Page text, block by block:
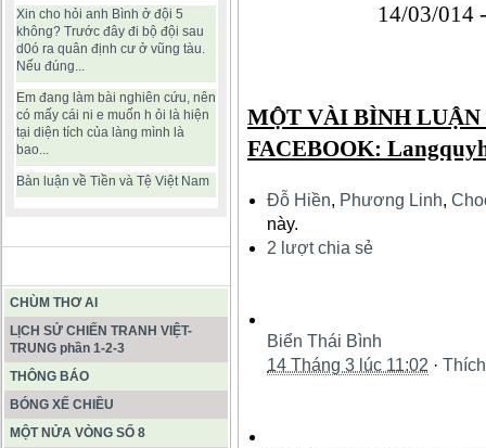
Xin cho hỏi anh Bình ở đội 5
không? Trước đây đi bộ đội sau
d0ó ra quân định cư ở vũng tàu.
Nếu đúng...
Em đang làm bài nghiên cứu, nên
có mấy cái ni e muốn h ỏi là hiện
tại diện tích của làng mình là
bao...
Bàn luận về Tiền và Tệ Việt Nam
CHÙM THƠ AI
LỊCH SỬ CHIẾN TRANH VIỆT-
TRUNG phần 1-2-3
THÔNG BÁO
BÓNG XẾ CHIỀU
MỘT NỬA VÒNG SỐ 8
14/03/014
MỘT VÀI BÌNH
FACEBOOK:
Đỗ Hiền, Phương Linh,
này.
2 lượt chia sẻ
Biển Thái Bình
14 Tháng 3 lúc 11:02 · Thích